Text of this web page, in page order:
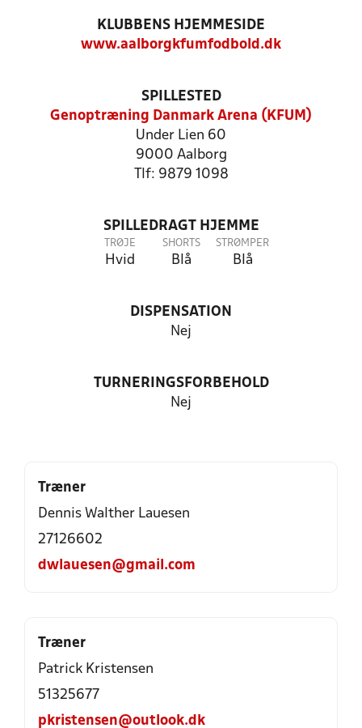
KLUBBENS HJEMMESIDE
www.aalborgkfumfodbold.dk
SPILLESTED
Genoptræning Danmark Arena (KFUM)
Under Lien 60
9000 Aalborg
Tlf: 9879 1098
SPILLEDRAGT HJEMME
TRØJE
Hvid
SHORTS
Blå
STRØMPER
Blå
DISPENSATION
Nej
TURNERINGSFORBEHOLD
Nej
Træner
Dennis Walther Lauesen
27126602
dwlauesen@gmail.com
Træner
Patrick Kristensen
51325677
pkristensen@outlook.dk